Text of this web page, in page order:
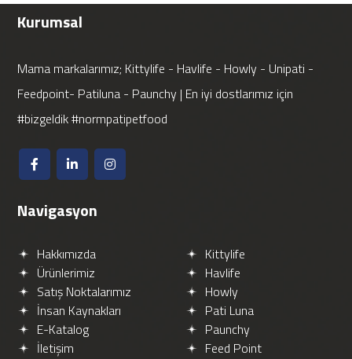
Kurumsal
Mama markalarımız; Kittylife - Havlife - Howly - Unipati -
Feedpoint- Patiluna - Paunchy | En iyi dostlarımız için
#bizgeldik #normpatipetfood
Navigasyon
Hakkımızda
Ürünlerimiz
Satış Noktalarımız
İnsan Kaynakları
E-Katalog
İletişim
Kittylife
Havlife
Howly
Pati Luna
Paunchy
Feed Point